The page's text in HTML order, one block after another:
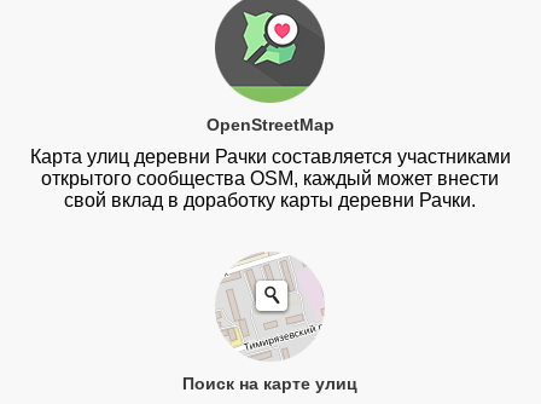
OpenStreetMap
Карта улиц деревни Рачки составляется участниками
открытого сообщества OSM, каждый может внести
свой вклад в доработку карты деревни Рачки.
Поиск на карте улиц